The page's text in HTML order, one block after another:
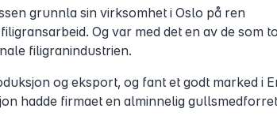
grunnla sin virksomhet i Oslo på ren
Og var med det en av de som
filigranindustrien.
og eksport, og fant et godt marked i
hadde firmaet en alminnelig